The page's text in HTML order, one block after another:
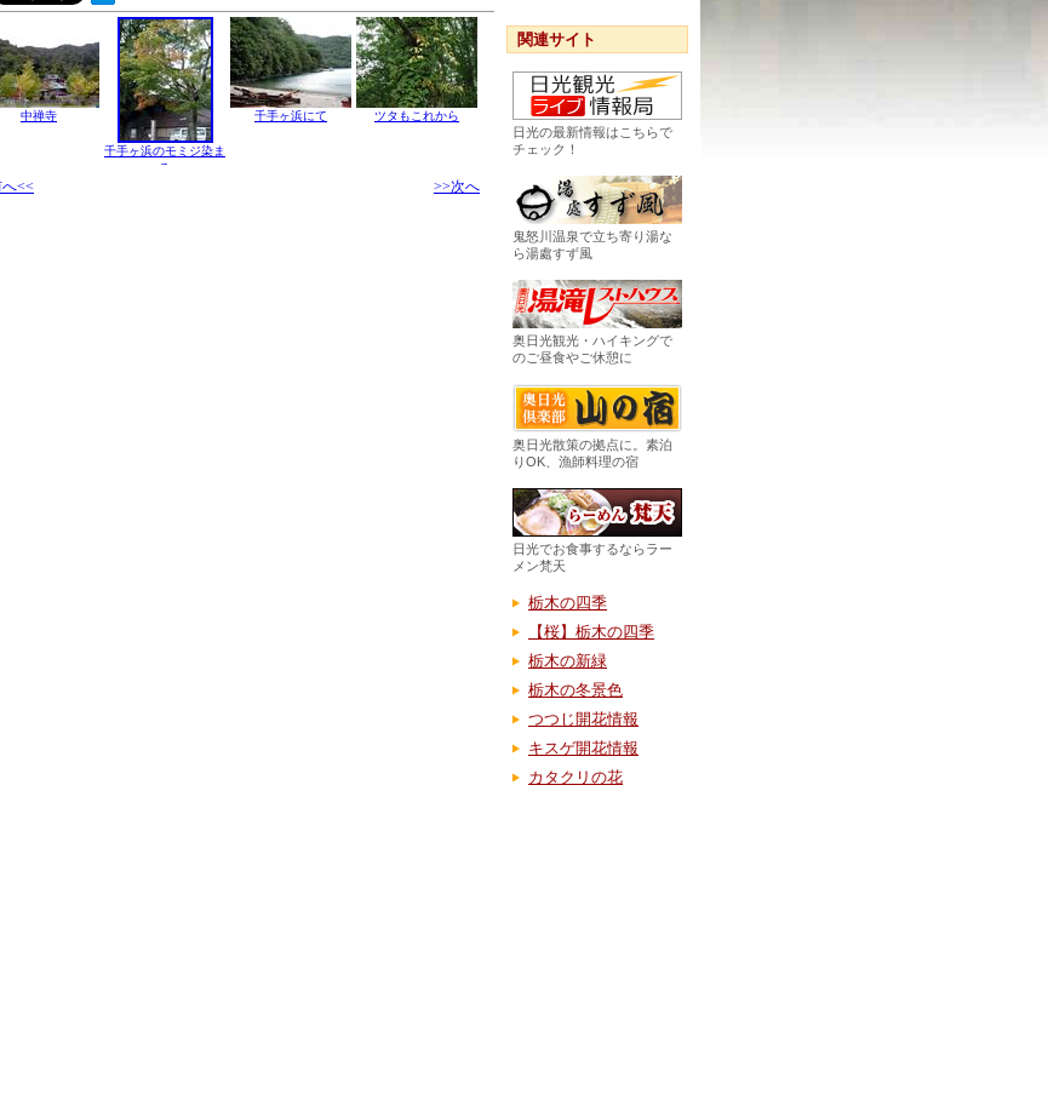
中禅寺
千手ヶ浜のモミジ染ま
る
千手ヶ浜にて ツタもこれから
<< >>次へ
関連サイト
日光の最新情報はこちらで
チェック！
鬼怒川温泉で立ち寄り湯な
ら湯處すず風
奥日光観光・ハイキングで
のご昼食やご休憩に
奥日光散策の拠点に。素泊
りOK、漁師料理の宿
日光でお食事するならラー
メン梵天
栃木の四季
【桜】栃木の四季
栃木の新緑
栃木の冬景色
つつじ開花情報
キスゲ開花情報
カタクリの花